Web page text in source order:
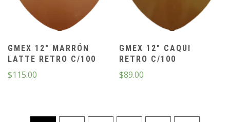
GMEX 12″ MARRÓN
LATTE RETRO C/100
$115.00
GMEX 12″ CAQUI
RETRO C/100
$89.00